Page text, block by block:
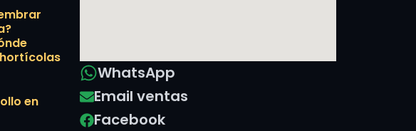
en
WhatsApp
Email ventas
Facebook